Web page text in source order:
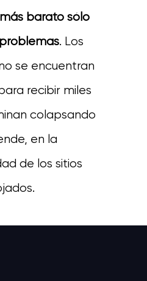
barato sólo
. Los
se encuentran
recibir miles
colapsando
en la
de los sitios